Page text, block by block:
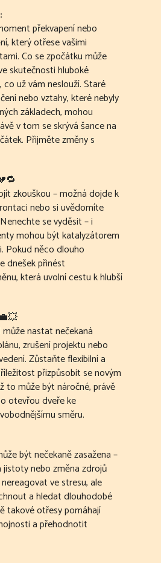
překvapení nebo
který otřese vašimi
Co se zpočátku může
skutečnosti hluboké
co už vám neslouží. Staré
nebo vztahy, které nebyly
základech, mohou
v tom se skrývá šance na
Přijměte změny s
zkouškou – možná dojde k
nebo si uvědomíte
se vyděsit – i
mohou být katalyzátorem
Pokud něco dlouho
dnešek přinést
která uvolní cestu k hlubší
💼💥
nastat nečekaná
zrušení projektu nebo
Zůstaňte flexibilní a
přizpůsobit se novým
to může být náročné, právě
otevřou dveře ke
směru.
být nečekaně zasažena –
jistoty nebo změna zdrojů
ve stresu, ale
a hledat dlouhodobé
takové otřesy pomáhají
a přehodnotit